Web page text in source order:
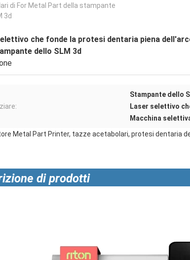
di For Metal Part della stampante
3d
che fonde la protesi dentaria piena
dello SLM 3d
Stampante dello
Laser selettivo
Macchina
Metal Part Printer, tazze acetabolari, protesi dentaria
di prodotti